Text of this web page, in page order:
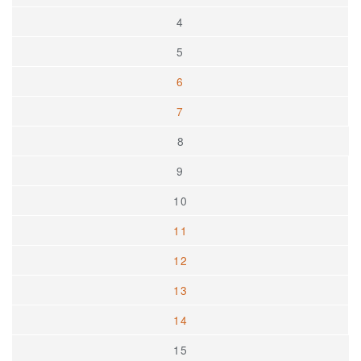
4
5
6
7
8
9
10
11
12
13
14
15